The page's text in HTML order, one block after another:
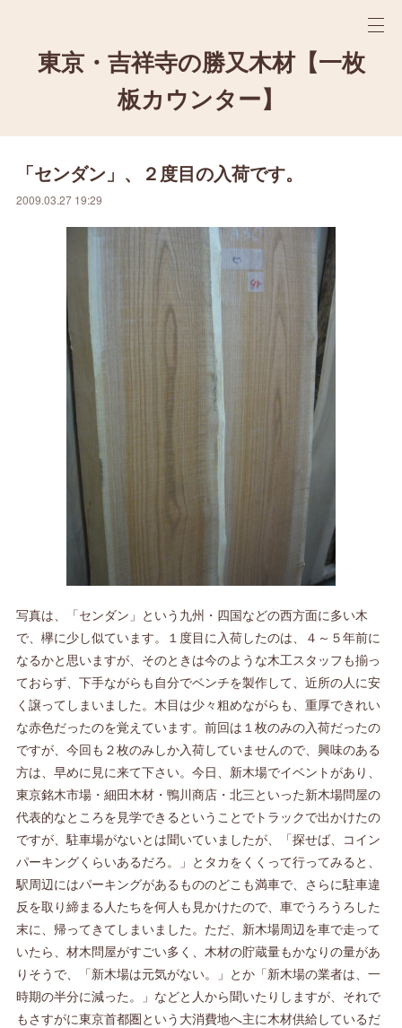
東京・吉祥寺の勝又木材【一枚
板カウンター】
「センダン」、２度目の入荷です。
2009.03.27 19:29
写真は、「センダン」という九州・四国などの西方面に多い木
で、欅に少し似ています。１度目に入荷したのは、４～５年前に
なるかと思いますが、そのときは今のような木工スタッフも揃っ
ておらず、下手ながらも自分でベンチを製作して、近所の人に安
く譲ってしまいました。木目は少々粗めながらも、重厚できれい
な赤色だったのを覚えています。前回は１枚のみの入荷だったの
ですが、今回も２枚のみしか入荷していませんので、興味のある
方は、早めに見に来て下さい。今日、新木場でイベントがあり、
東京銘木市場・細田木材・鴨川商店・北三といった新木場問屋の
代表的なところを見学できるということでトラックで出かけたの
ですが、駐車場がないとは聞いていましたが、「探せば、コイン
パーキングくらいあるだろ。」とタカをくくって行ってみると、
駅周辺にはパーキングがあるもののどこも満車で、さらに駐車違
反を取り締まる人たちを何人も見かけたので、車でうろうろした
末に、帰ってきてしまいました。ただ、新木場周辺を車で走って
いたら、材木問屋がすごい多く、木材の貯蔵量もかなりの量があ
りそうで、「新木場は元気がない。」とか「新木場の業者は、一
時期の半分に減った。」などと人から聞いたりしますが、それで
もさすがに東京首都圏という大消費地へ主に木材供給しているだ